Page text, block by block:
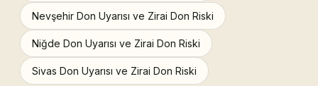
Nevşehir Don Uyarısı ve Zirai Don Riski
Niğde Don Uyarısı ve Zirai Don Riski
Sivas Don Uyarısı ve Zirai Don Riski